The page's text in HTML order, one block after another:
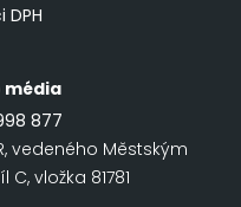
877
vedeného Městským
vložka 81781